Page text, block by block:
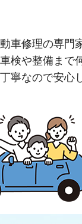
車修理の専門
検や整備まで
寧なので安心